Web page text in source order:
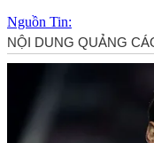
Nguồn Tin: